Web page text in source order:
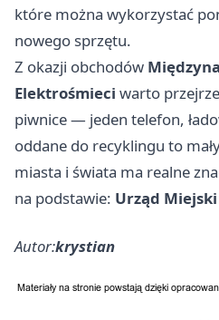
które można wykorzystać
nowego sprzętu.
Z okazji obchodów
Elektrośmieci warto
piwnice — jeden telefon,
oddane do recyklingu to
miasta i świata ma realne
na podstawie: Urząd
Autor:krystian